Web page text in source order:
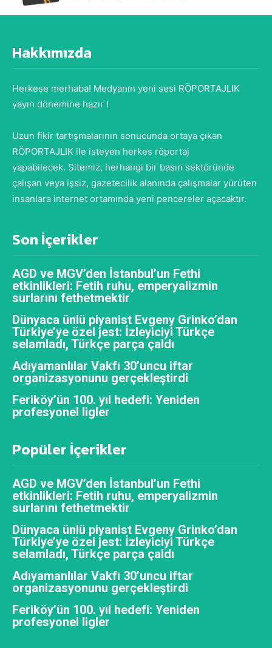
Hakkımızda
Herkese merhaba! Medyanın yeni sesi RÖPORTAJLIK
yayın dönemine hazır !
Uzun fikir tartışmalarının sonucunda ortaya çıkan
RÖPORTAJLIK ile isteyen herkes röportaj
yapabilecek. Sitemiz, herhangi bir basın sektöründe
çalışan veya işsiz, gazetecilik alanında çalışmalar yürüten
insanlara internet ortamında yeni pencereler açacaktır.
Son İçerikler
AGD ve MGV’den İstanbul’un Fethi
etkinlikleri: Fetih ruhu, emperyalizmin
surlarını fethetmektir
Dünyaca ünlü piyanist Evgeny Grinko’dan
Türkiye’ye özel jest: İzleyiciyi Türkçe
selamladı, Türkçe parça çaldı
Adıyamanlılar Vakfı 30’uncu iftar
organizasyonunu gerçekleştirdi
Feriköy’ün 100. yıl hedefi: Yeniden
profesyonel ligler
Popüler İçerikler
AGD ve MGV’den İstanbul’un Fethi
etkinlikleri: Fetih ruhu, emperyalizmin
surlarını fethetmektir
Dünyaca ünlü piyanist Evgeny Grinko’dan
Türkiye’ye özel jest: İzleyiciyi Türkçe
selamladı, Türkçe parça çaldı
Adıyamanlılar Vakfı 30’uncu iftar
organizasyonunu gerçekleştirdi
Feriköy’ün 100. yıl hedefi: Yeniden
profesyonel ligler